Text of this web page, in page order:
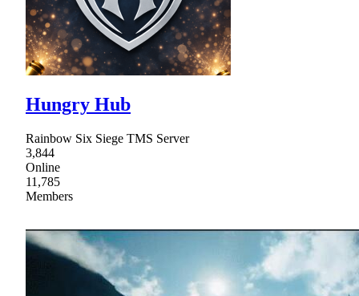
Hungry Hub
Rainbow Six Siege TMS Server
3,844
Online
11,785
Members